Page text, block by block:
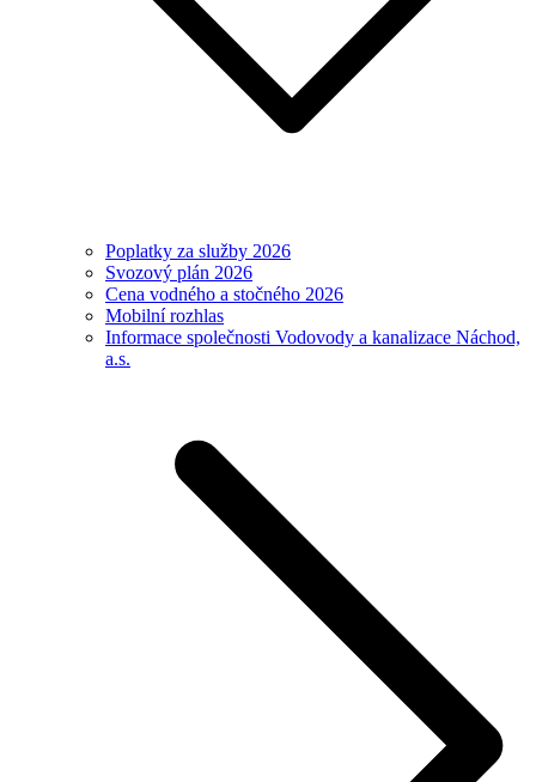
Poplatky za služby 2026
Svozový plán 2026
Cena vodného a stočného 2026
Mobilní rozhlas
Informace společnosti Vodovody a kanalizace Náchod,
a.s.